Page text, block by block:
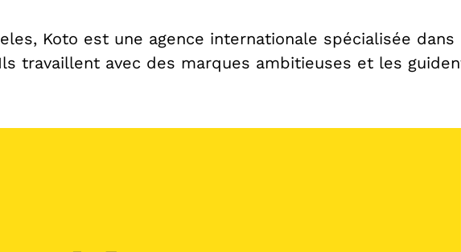
Koto est une agence internationale spécialisée
travaillent avec des marques ambitieuses et les